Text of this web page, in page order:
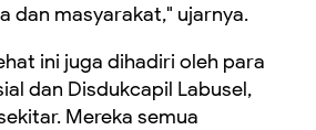
dan masyarakat," ujarnya.
ini juga dihadiri oleh para
dan Disdukcapil Labusel,
Mereka semua